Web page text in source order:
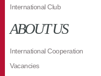
International Club
ABOUT US
International Cooperation
Vacancies